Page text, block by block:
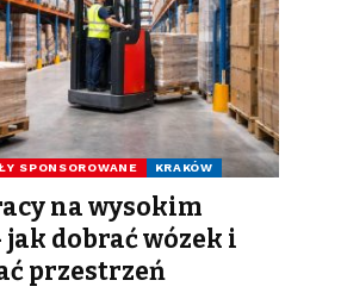
SPONSOROWANE KRAKÓW
na wysokim
jak dobrać wózek i
przestrzeń